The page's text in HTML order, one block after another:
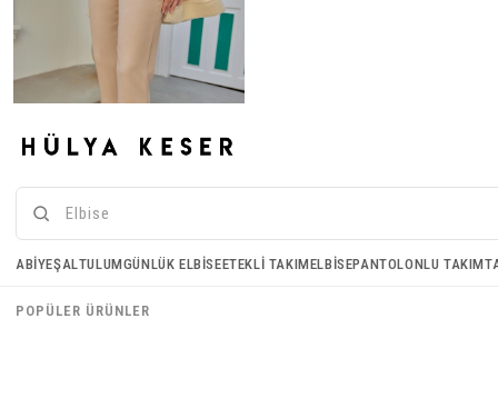
Krep Pantolon - Bej
€38,33
ABIYEŞALTULUMGÜNLÜK ELBISEETEKLI TAKIMELBISEPANTOLONLU TAKIM
POPÜLER ÜRÜNLER